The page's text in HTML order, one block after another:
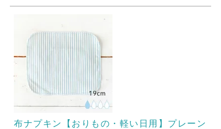
布ナプキン【おりもの・軽い日用】プレーン